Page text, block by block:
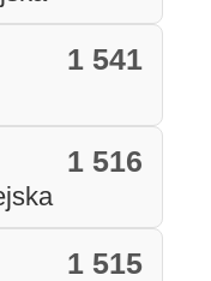
1 541
1 516
1 515